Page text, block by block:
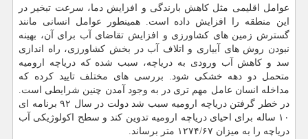
عوامل اقلیمی مثل کاهش بارندگی و افزایش دما، سرعت تبخیر در
این منطقه را افزایش داده است. همینطور عوامل انسانی مانند
گسترش زمین های کشاورزی و افزایش تقاضای آب برای آن، بهینه
نبودن روش های آبیاری و اتلاف آب در بخش کشاورزی، راه اندازی
سد و کاهش آب ورودی به دریاچه، سبب شده که دریاچه ارومیه
متحمل دو دهه خشکی شود. بررسی های مختلف تایید کرده که
مداخله انسان عامل مهم تری در به وجود آمدن چنین شرایطی است.
در خطر گرفتن دریاچه ارومیه سبب شد دولت در سال ۹۲ برنامه ای
۱۰ ساله برای احیای دریاچه ارومیه تدوین کند و سطح اکولوژیکی آب
دریاچه را به میزان ۱۲۷۴/۶۷ متر برساند.